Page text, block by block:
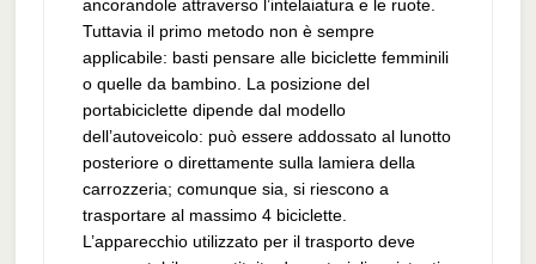
ancorandole attraverso l’intelaiatura e le ruote.
Tuttavia il primo metodo non è sempre
applicabile: basti pensare alle biciclette femminili
o quelle da bambino. La posizione del
portabiciclette dipende dal modello
dell’autoveicolo: può essere addossato al lunotto
posteriore o direttamente sulla lamiera della
carrozzeria; comunque sia, si riescono a
trasportare al massimo 4 biciclette.
L’apparecchio utilizzato per il trasporto deve